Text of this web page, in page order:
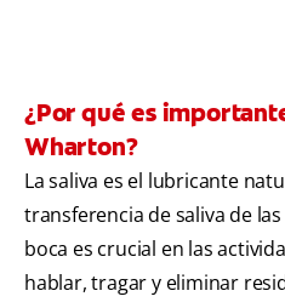
¿Por qué es
Wharton?
La saliva es el lubricante
transferencia de saliva de
boca es crucial en las
hablar, tragar y eliminar